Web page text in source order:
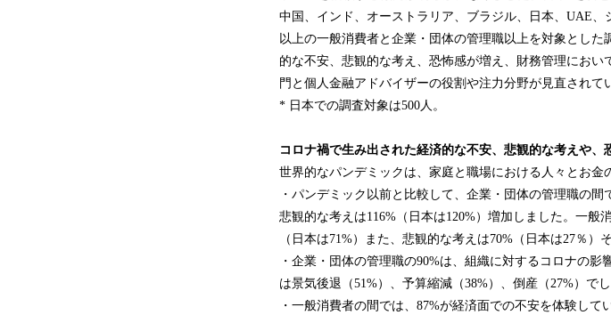
中国、インド、オーストラリア、ブラジル、日本、UAE
以上の一般消費者と企業・団体の管理職以上を対象とし
的な不安、悲観的な考え、恐怖感が増え、財務管理にお
門と個人金融アドバイザーの役割や注力分野が見直されて
* 日本での調査対象は500人。
コロナ禍で生み出された経済的な不安、 悲観的な考えや、
世界的なパンデミックは、家庭と職場における人々とお金
・パンデミック以前と比較して、企業・団体の管理職の間
悲観的な考えは116%（日本は120%）増加しました。一般
（日本は71%）また、悲観的な考えは70%（日本は27％）
・企業・団体の管理職の90%は、組織に対するコロナの
は景気後退（51%）、予算縮減（38%）、倒産（27%）でし
・一般消費者の間では、87%が経済面での不安を体験し